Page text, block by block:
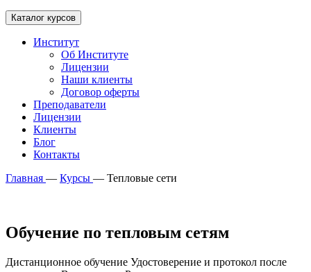
Каталог курсов
Институт
Об Институте
Лицензии
Наши клиенты
Договор оферты
Преподаватели
Лицензии
Клиенты
Блог
Контакты
Главная — Курсы — Тепловые сети
Обучение по тепловым сетям
Дистанционное обучение Удостоверение и протокол после